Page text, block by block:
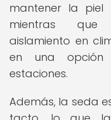
mantener la piel
mientras que
aislamiento en
en una
estaciones.
Además, la seda